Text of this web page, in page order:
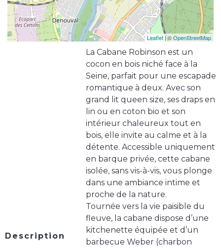
Leaflet| ©OpenStreetMap
Description
La Cabane Robinson est un
cocon en bois niché face à la
Seine, parfait pour une escapade
romantique à deux. Avec son
grand lit queen size, ses draps en
lin ou en coton bio et son
intérieur chaleureux tout en
bois, elle invite au calme et à la
détente. Accessible uniquement
en barque privée, cette cabane
isolée, sans vis-à-vis, vous plonge
dans une ambiance intime et
proche de la nature.
Tournée vers la vie paisible du
fleuve, la cabane dispose d’une
kitchenette équipée et d’un
barbecue Weber (charbon